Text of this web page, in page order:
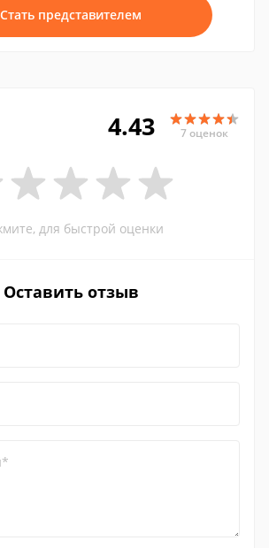
Стать представителем
4.43 7 оценок
для быстрой оценки
Оставить отзыв